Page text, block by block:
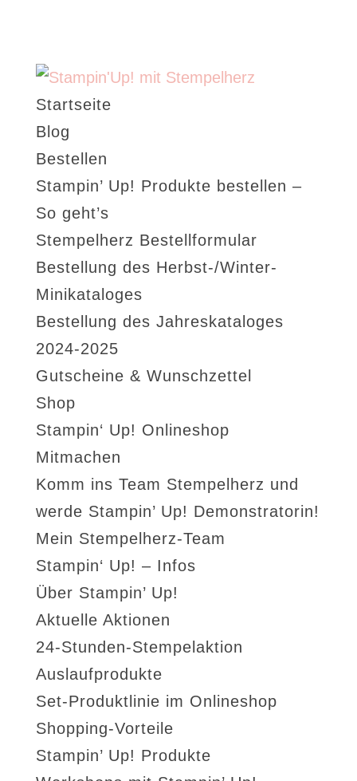
Startseite
Blog
Bestellen
Stampin’ Up! Produkte bestellen –
So geht’s
Stempelherz Bestellformular
Bestellung des Herbst-/Winter-
Minikataloges
Bestellung des Jahreskataloges
2024-2025
Gutscheine & Wunschzettel
Shop
Stampin‘ Up! Onlineshop
Mitmachen
Komm ins Team Stempelherz und
werde Stampin’ Up! Demonstratorin!
Mein Stempelherz-Team
Stampin‘ Up! – Infos
Über Stampin’ Up!
Aktuelle Aktionen
24-Stunden-Stempelaktion
Auslaufprodukte
Set-Produktlinie im Onlineshop
Shopping-Vorteile
Stampin’ Up! Produkte